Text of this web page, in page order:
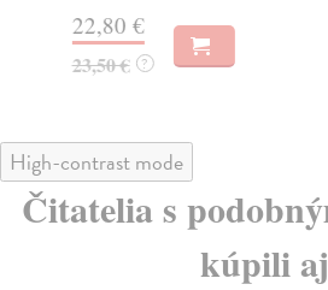
22,80 €
23,50 € ?
High-contrast mode
Čitatelia s
kúpili